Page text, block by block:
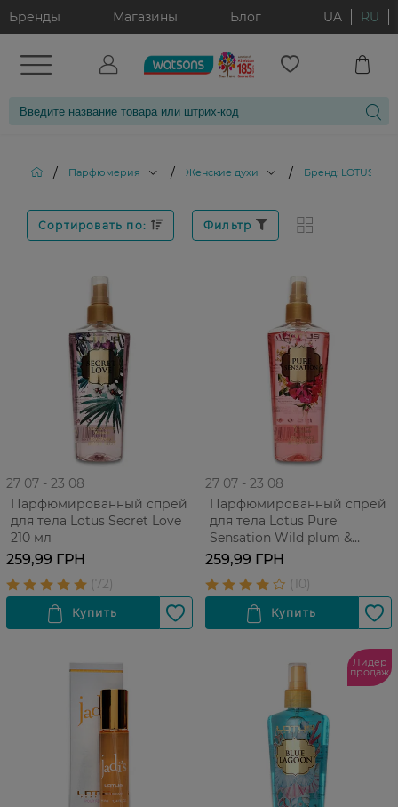
Бренды Магазины Блог UA RU
/ Парфюмерия / Женские духи / Бренд: LOTUS
Сортировать по: Фильтр
27 07 - 23 08
Парфюмированный спрей
для тела Lotus Secret Love
210 мл
259,99 ГРН
27 07 - 23 08
Парфюмированный спрей
для тела Lotus Pure
Sensation Wild plum &
Freesia 210 мл
259,99 ГРН
Лидер
продаж